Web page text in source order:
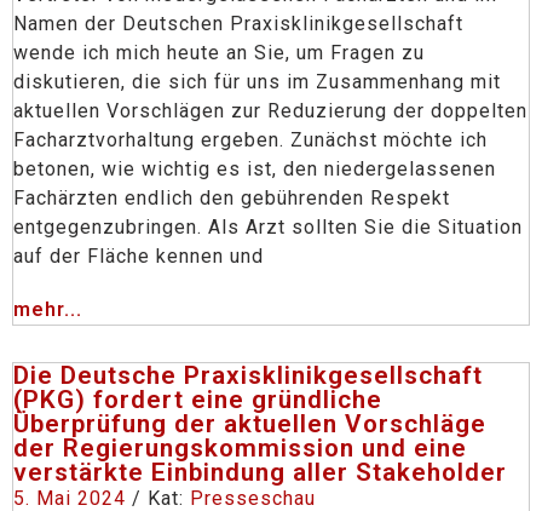
Namen der Deutschen Praxisklinikgesellschaft
wende ich mich heute an Sie, um Fragen zu
diskutieren, die sich für uns im Zusammenhang mit
aktuellen Vorschlägen zur Reduzierung der doppelten
Facharztvorhaltung ergeben. Zunächst möchte ich
betonen, wie wichtig es ist, den niedergelassenen
Fachärzten endlich den gebührenden Respekt
entgegenzubringen. Als Arzt sollten Sie die Situation
auf der Fläche kennen und
mehr...
Die Deutsche Praxisklinikgesellschaft
(PKG) fordert eine gründliche
Überprüfung der aktuellen Vorschläge
der Regierungskommission und eine
verstärkte Einbindung aller Stakeholder
5. Mai 2024 / Kat: Presseschau